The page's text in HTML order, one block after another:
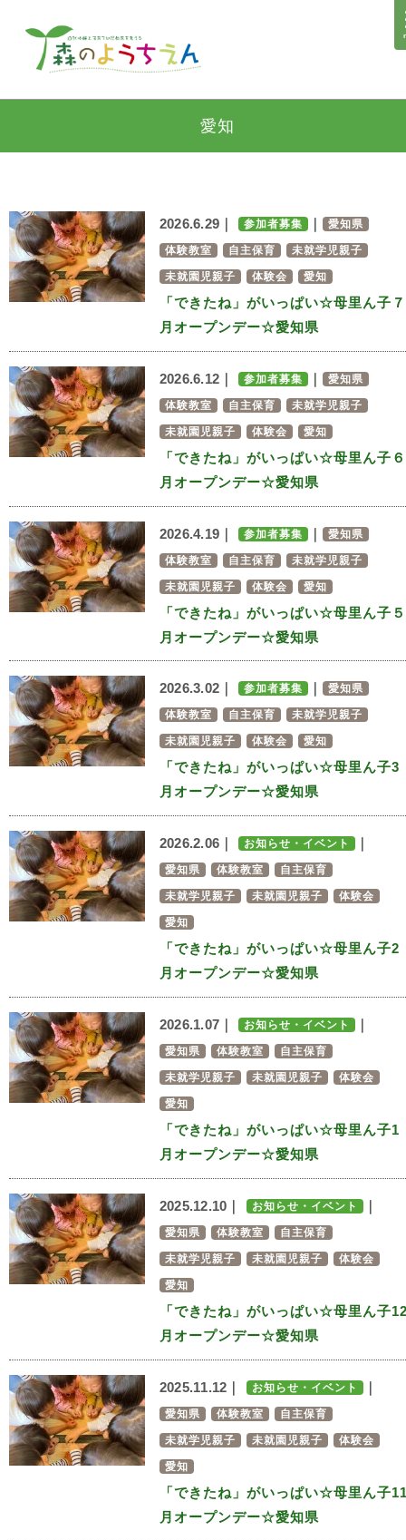
愛知
2026.6.29｜ 参加者募集 愛知県
体験教室 自主保育 未就学児親子
未就園児親子 体験会 愛知
「できたね」がいっぱい☆母里ん子７
月オープンデー☆愛知県
2026.6.12｜ 参加者募集 愛知県
体験教室 自主保育 未就学児親子
未就園児親子 体験会 愛知
「できたね」がいっぱい☆母里ん子６
月オープンデー☆愛知県
2026.4.19｜ 参加者募集 愛知県
体験教室 自主保育 未就学児親子
未就園児親子 体験会 愛知
「できたね」がいっぱい☆母里ん子５
月オープンデー☆愛知県
2026.3.02｜ 参加者募集 愛知県
体験教室 自主保育 未就学児親子
未就園児親子 体験会 愛知
「できたね」がいっぱい☆母里ん子3
月オープンデー☆愛知県
2026.2.06｜ お知らせ・イベント
愛知県 体験教室 自主保育
未就学児親子 未就園児親子 体験会
愛知
「できたね」がいっぱい☆母里ん子2
月オープンデー☆愛知県
2026.1.07｜ お知らせ・イベント
愛知県 体験教室 自主保育
未就学児親子 未就園児親子 体験会
愛知
「できたね」がいっぱい☆母里ん子1
月オープンデー☆愛知県
2025.12.10｜ お知らせ・イベント ｜
愛知県 体験教室 自主保育
未就学児親子 未就園児親子 体験会
愛知
「できたね」がいっぱい☆母里ん子
月オープンデー☆愛知県
2025.11.12｜ お知らせ・イベント ｜
愛知県 体験教室 自主保育
未就学児親子 未就園児親子 体験会
愛知
「できたね」がいっぱい☆母里ん子
月オープンデー☆愛知県